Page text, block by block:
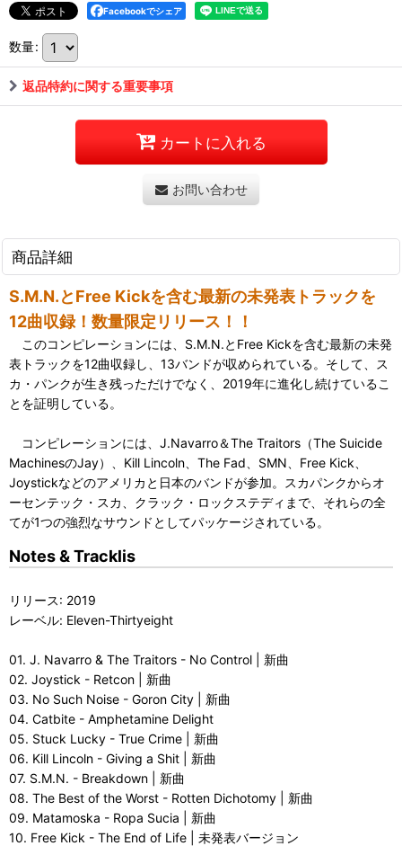
Facebookでシェア
数量:
返品特約に関する重要事項
カートに入れる
お問い合わせ
商品詳細
S.M.N.とFree Kickを含む最新の未発表トラックを
12曲収録！数量限定リリース！！
このコンピレーションには、S.M.N.とFree Kickを含む最新の未発
表トラックを12曲収録し、13バンドが収められている。そして、ス
カ・パンクが生き残っただけでなく、2019年に進化し続けているこ
とを証明している。
コンピレーションには、J.Navarro＆The Traitors（The Suicide
MachinesのJay）、Kill Lincoln、The Fad、SMN、Free Kick、
Joystickなどのアメリカと日本のバンドが参加。スカパンクからオ
ーセンテック・スカ、クラック・ロックステディまで、それらの全
てが1つの強烈なサウンドとしてパッケージされている。
Notes & Tracklis
リリース: 2019
レーベル: Eleven-Thirtyeight
01. J. Navarro & The Traitors - No Control | 新曲
02. Joystick - Retcon | 新曲
03. No Such Noise - Goron City | 新曲
04. Catbite - Amphetamine Delight
05. Stuck Lucky - True Crime | 新曲
06. Kill Lincoln - Giving a Shit | 新曲
07. S.M.N. - Breakdown | 新曲
08. The Best of the Worst - Rotten Dichotomy | 新曲
09. Matamoska - Ropa Sucia | 新曲
10. Free Kick - The End of Life | 未発表バージョン